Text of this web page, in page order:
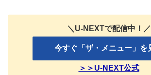
＼U-NEXTで配信中！／
今すぐ「ザ・メニュー」を
＞＞U-NEXT公式